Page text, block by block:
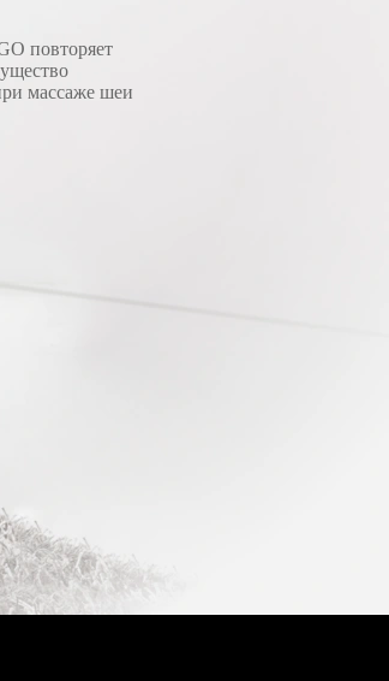
повторяет
массаже шеи